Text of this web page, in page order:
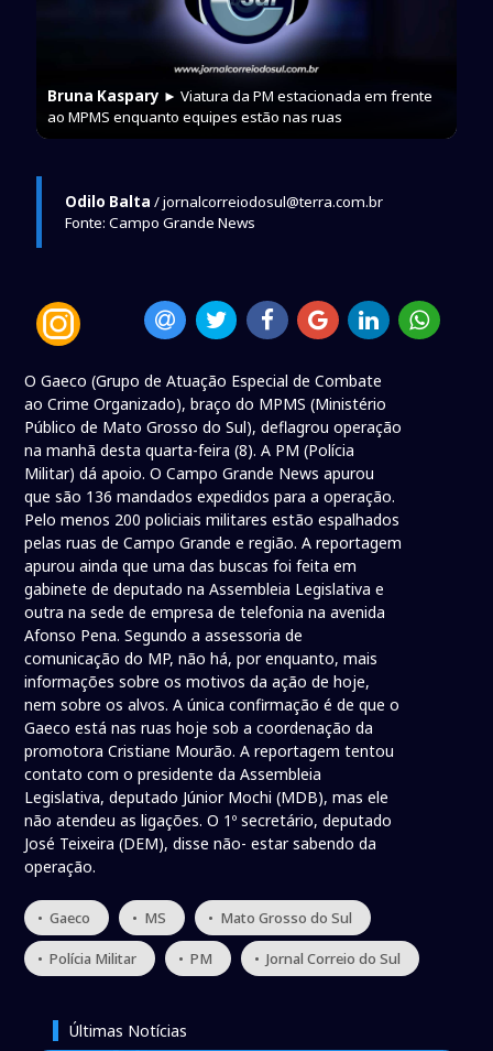
Bruna Kaspary ► Viatura da PM estacionada em frente
ao MPMS enquanto equipes estão nas ruas
Odilo Balta / jornalcorreiodosul@terra.com.br
Fonte: Campo Grande News
O Gaeco (Grupo de Atuação Especial de Combate
ao Crime Organizado), braço do MPMS (Ministério
Público de Mato Grosso do Sul), deflagrou operação
na manhã desta quarta-feira (8). A PM (Polícia
Militar) dá apoio. O Campo Grande News apurou
que são 136 mandados expedidos para a operação.
Pelo menos 200 policiais militares estão espalhados
pelas ruas de Campo Grande e região. A reportagem
apurou ainda que uma das buscas foi feita em
gabinete de deputado na Assembleia Legislativa e
outra na sede de empresa de telefonia na avenida
Afonso Pena. Segundo a assessoria de
comunicação do MP, não há, por enquanto, mais
informações sobre os motivos da ação de hoje,
nem sobre os alvos. A única confirmação é de que o
Gaeco está nas ruas hoje sob a coordenação da
promotora Cristiane Mourão. A reportagem tentou
contato com o presidente da Assembleia
Legislativa, deputado Júnior Mochi (MDB), mas ele
não atendeu as ligações. O 1º secretário, deputado
José Teixeira (DEM), disse não- estar sabendo da
operação.
• Gaeco • MS • Mato Grosso do Sul
• Polícia Militar • PM • Jornal Correio do Sul
Últimas Notícias